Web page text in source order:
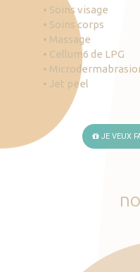
• Soins visage
• Soins corps
• Massage
• Cellum6 de LPG
•
• Jet peel
JE VEUX